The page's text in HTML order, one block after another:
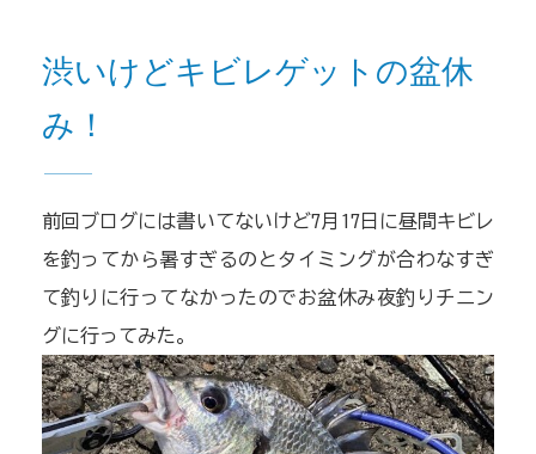
渋いけどキビレゲットの盆休
み！
前回ブログには書いてないけど7月17日に昼間キビレ
を釣ってから暑すぎるのとタイミングが合わなすぎ
て釣りに行ってなかったのでお盆休み夜釣りチニン
グに行ってみた。